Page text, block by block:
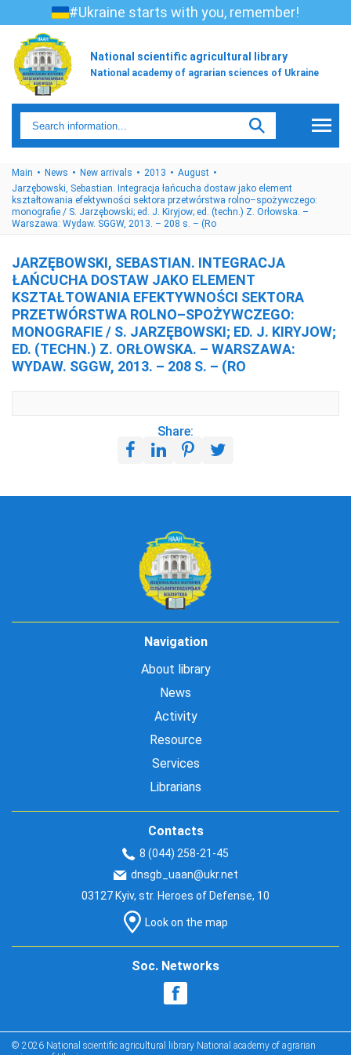
#Ukraine starts with you, remember!
National scientific agricultural library
National academy of agrarian sciences of Ukraine
Main News New arrivals 2013
August
Jarzębowski, Sebastian. Integracja łańcucha dostaw jako element
kształtowania efektywności sektora przetwórstwa rolno–spożywczego:
monografie / S. Jarzębowski; ed. J. Kiryjow; ed. (techn.) Z. Orłowska. –
Warszawa: Wydaw. SGGW, 2013. – 208 s. – (Ro
JARZĘBOWSKI, SEBASTIAN. INTEGRACJA
ŁAŃCUCHA DOSTAW JAKO ELEMENT
KSZTAŁTOWANIA EFEKTYWNOŚCI SEKTORA
PRZETWÓRSTWA ROLNO–SPOŻYWCZEGO:
MONOGRAFIE / S. JARZĘBOWSKI; ED. J. KIRYJOW;
ED. (TECHN.) Z. ORŁOWSKA. – WARSZAWA:
WYDAW. SGGW, 2013. – 208 S. – (RO
Share:
Navigation
About library
News
Activity
Resource
Services
Librarians
Contacts
8 (044) 258-21-45
dnsgb_uaan@ukr.net
03127 Kyiv, str. Heroes of Defense, 10
Look on the map
Soc. Networks
© 2026 National scientific agricultural library National academy of agrarian